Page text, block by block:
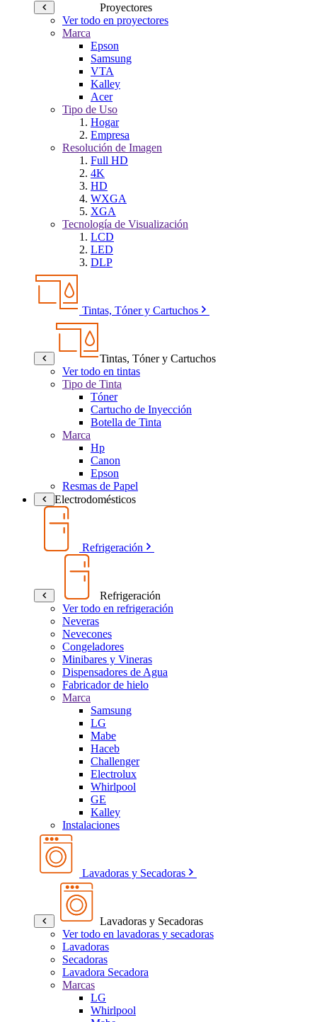
Proyectores
Ver todo en proyectores
Marca
Epson
Samsung
VTA
Kalley
Acer
Tipo de Uso
Hogar
Empresa
Resolución de Imagen
Full HD
4K
HD
WXGA
XGA
Tecnología de Visualización
LCD
LED
DLP
Tintas, Tóner y Cartuchos
Tintas, Tóner y Cartuchos
Ver todo en tintas
Tipo de Tinta
Tóner
Cartucho de Inyección
Botella de Tinta
Marca
Hp
Canon
Epson
Resmas de Papel
Electrodomésticos
Refrigeración
Refrigeración
Ver todo en refrigeración
Neveras
Nevecones
Congeladores
Minibares y Vineras
Dispensadores de Agua
Fabricador de hielo
Marca
Samsung
LG
Mabe
Haceb
Challenger
Electrolux
Whirlpool
GE
Kalley
Instalaciones
Lavadoras y Secadoras
Lavadoras y Secadoras
Ver todo en lavadoras y secadoras
Lavadoras
Secadoras
Lavadora Secadora
Marcas
LG
Whirlpool